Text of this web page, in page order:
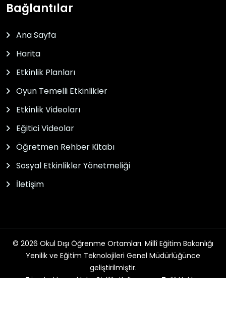
Bağlantılar
Ana Sayfa
Harita
Etkinlik Planları
Oyun Temelli Etkinlikler
Etkinlik Videoları
Eğitici Videolar
Öğretmen Rehber Kitabı
Sosyal Etkinlikler Yönetmeliği
İletişim
© 2026 Okul Dışı Öğrenme Ortamları. Millî Eğitim Bakanlığı
Yenilik ve Eğitim Teknolojileri Genel Müdürlüğünce
geliştirilmiştir.
Tüm hakları saklıdır. Gizlilik, Kullanım ve Telif Hakları